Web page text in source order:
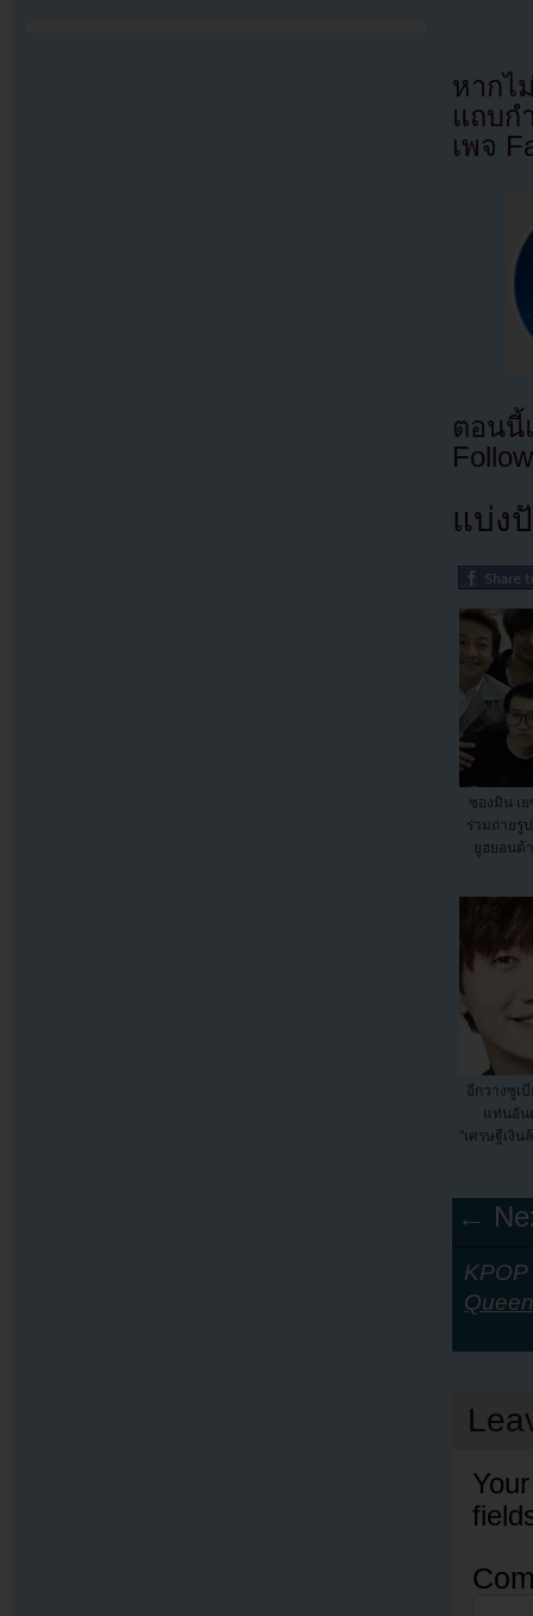
หากไ
แถบก
เพจ
ตอนนี้
แบ่ง
ซองมิน เ
ร่วมถ่ายรู
ยูฮยอนด้
อีกวางซูเ
แท่นอัน
"เศรษฐีเงิ
←